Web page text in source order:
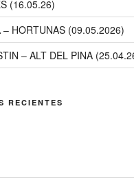
(16.05.26)
– HORTUNAS (09.05.2026)
– ALT DEL PINA
RECIENTES